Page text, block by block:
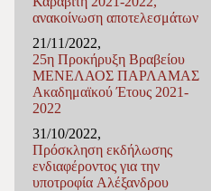
ανακοίνωση αποτελεσμάτων
21/11/2022,
25η Προκήρυξη Βραβείου
ΜΕΝΕΛΑΟΣ ΠΑΡΛΑΜΑΣ
Ακαδημαϊκού Έτους 2021-
2022
31/10/2022,
Πρόσκληση εκδήλωσης
ενδιαφέροντος για την
υποτροφία Αλέξανδρου